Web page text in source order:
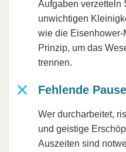
Aufgaben verzetteln
unwichtigen
wie die Eisenhower-
Prinzip, um das
trennen.
Fehlende
Wer durcharbeitet,
und geistige
Auszeiten sind